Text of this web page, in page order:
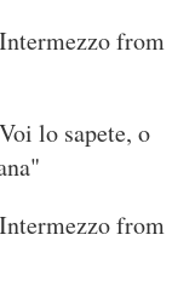
from
lo sapete, o
from